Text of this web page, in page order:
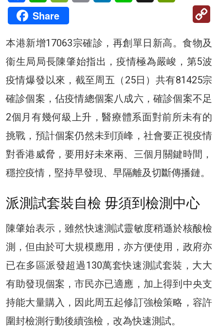
Share
本港新增17063宗確診，再創單日新高。食物及
衞生局局長陳肇始指出，疫情極為嚴峻，第5波
疫情爆發以來，截至周五（25日）共有81425宗
確診個案，佔疫情總個案八成六，確診個案不足
2個月有幾何級上升，醫療體系面對前所未有的
挑戰，預計個案仍然未到頂峰，社會要正視疫情
對香港威脅，要用好未來兩、三個月關鍵時間，
穩控疫情，堅持早發現、早隔離及切斷傳播鏈。
派測試套裝自檢 毋須到檢測中心
陳肇始表示，雖然快速測試靈敏度稍遜於核酸檢
測，但由於可大規模應用，亦方便使用，政府亦
已在多區派發超過130萬套快速測試套裝，大大
有助發現個案，市民亦已適應，加上得到中央支
持能大量購入，因此周五起修訂強檢策略，容許
圍封檢測行動後續強檢，改為快速測試。